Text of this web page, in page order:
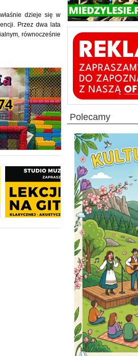
dzieje się w
Przez dwa lata
równocześnie
polecamy